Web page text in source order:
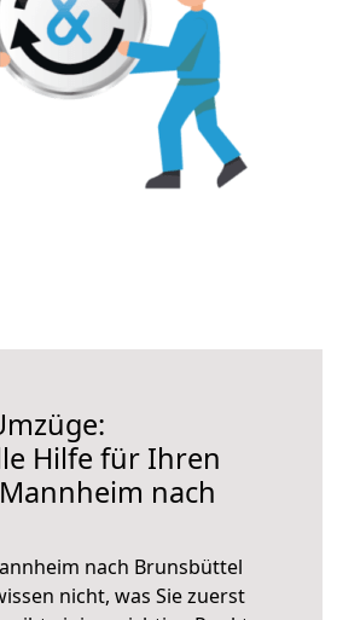
Hilfe für Ihren
nach
nach Brunsbüttel
nicht, was Sie zuerst